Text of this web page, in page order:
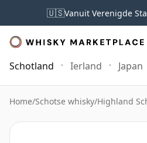
🇺🇸Vanuit Verenigde
Schotland Ierland Japan
Home/Schotse whisky/Highland